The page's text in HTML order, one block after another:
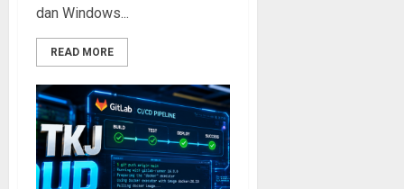
dan Windows...
READ MORE